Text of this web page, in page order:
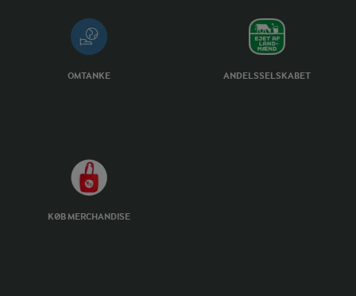
OMTANKE ANDELSSELSKABET
KØB MERCHANDISE